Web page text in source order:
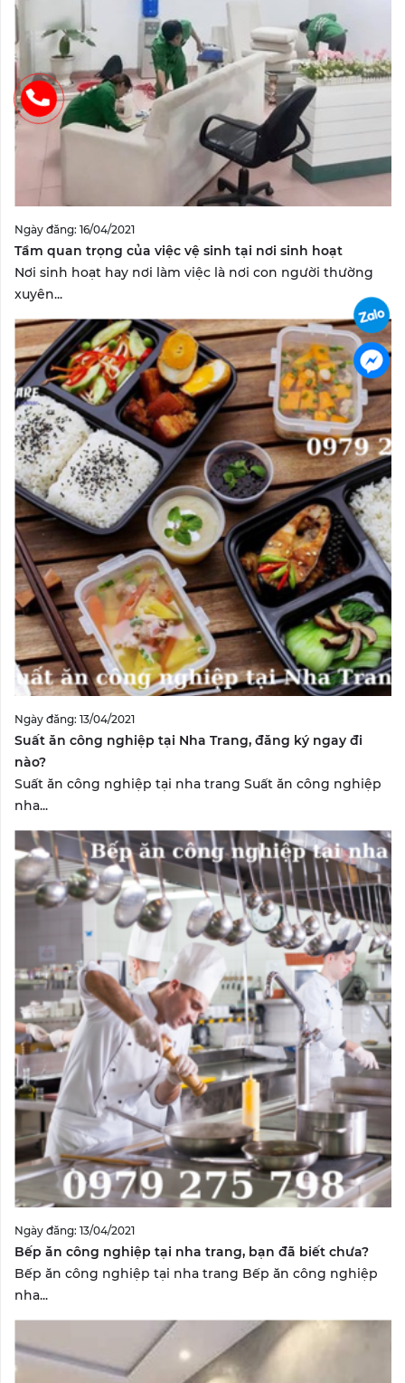
Ngày đăng: 16/04/2021
Tầm quan trọng của việc vệ sinh tại nơi sinh hoạt
Nơi sinh hoạt hay nơi làm việc là nơi con người thường
xuyên...
Ngày đăng: 13/04/2021
Suất ăn công nghiệp tại Nha Trang, đăng ký ngay đi
nào?
Suất ăn công nghiệp tại nha trang Suất ăn công nghiệp
nha...
Ngày đăng: 13/04/2021
Bếp ăn công nghiệp tại nha trang, bạn đã biết chưa?
Bếp ăn công nghiệp tại nha trang Bếp ăn công nghiệp
nha...